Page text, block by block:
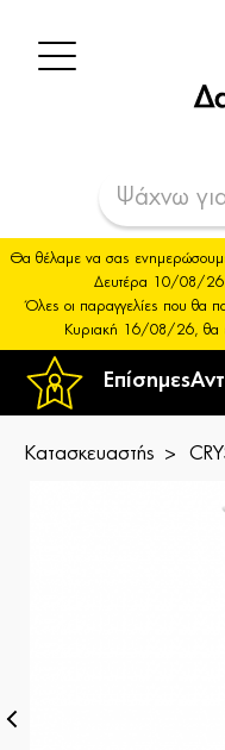
Επίσημες
Θα θέλαμε να σας ενημερώσουμε
Δευτέρα 10/08/
Όλες οι παραγγελίες που θα
Κυριακή 16/08/26, θα
Κατασκευαστής